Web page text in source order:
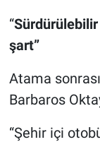
“
şart”
Atama
Barbaros
“Şehir içi